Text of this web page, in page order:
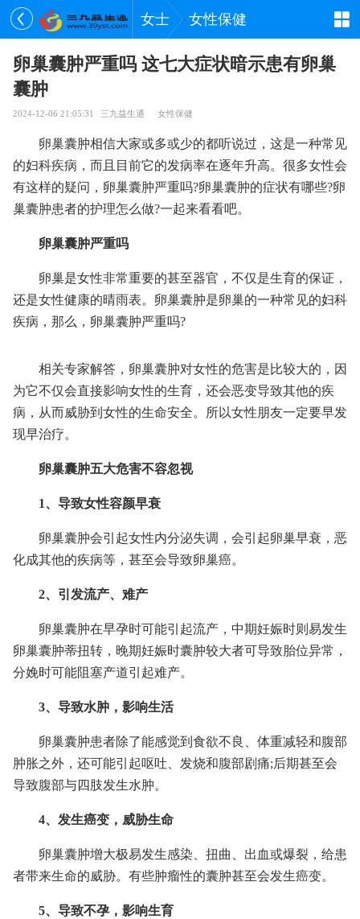
女士 女性保健
卵巢囊肿严重吗 这七大症状暗示患有卵巢
囊肿
2024-12-06 21:05:31 三九益生通 女性保健
卵巢囊肿相信大家或多或少的都听说过，这是一种常见
的妇科疾病，而且目前它的发病率在逐年升高。很多女性会
有这样的疑问，卵巢囊肿严重吗?卵巢囊肿的症状有哪些?卵
巢囊肿患者的护理怎么做?一起来看看吧。
卵巢囊肿严重吗
卵巢是女性非常重要的甚至器官，不仅是生育的保证，
还是女性健康的晴雨表。卵巢囊肿是卵巢的一种常见的妇科
疾病，那么，卵巢囊肿严重吗?
相关专家解答，卵巢囊肿对女性的危害是比较大的，因
为它不仅会直接影响女性的生育，还会恶变导致其他的疾
病，从而威胁到女性的生命安全。所以女性朋友一定要早发
现早治疗。
卵巢囊肿五大危害不容忽视
1、导致女性容颜早衰
卵巢囊肿会引起女性内分泌失调，会引起卵巢早衰，恶
化成其他的疾病等，甚至会导致卵巢癌。
2、引发流产、难产
卵巢囊肿在早孕时可能引起流产，中期妊娠时则易发生
卵巢囊肿蒂扭转，晚期妊娠时囊肿较大者可导致胎位异常，
分娩时可能阻塞产道引起难产。
3、导致水肿，影响生活
卵巢囊肿患者除了能感觉到食欲不良、体重减轻和腹部
肿胀之外，还可能引起呕吐、发烧和腹部剧痛;后期甚至会
导致腹部与四肢发生水肿。
4、发生癌变，威胁生命
卵巢囊肿增大极易发生感染、扭曲、出血或爆裂，给患
者带来生命的威胁。有些肿瘤性的囊肿甚至会发生癌变。
5、 导致不孕，影响生育